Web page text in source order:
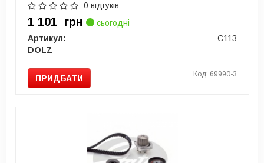
0 відгуків
1 101 грн
сьогодні
Артикул:
C113
DOLZ
ПРИДБАТИ Код: 69990-3